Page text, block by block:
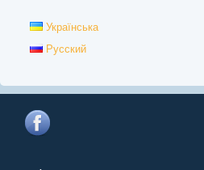
Українська
Русский